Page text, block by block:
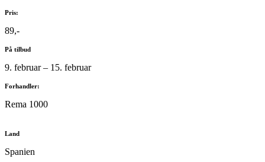
Pris:
89,-
På tilbud
9. februar – 15. februar
Forhandler:
Rema 1000
Land
Spanien